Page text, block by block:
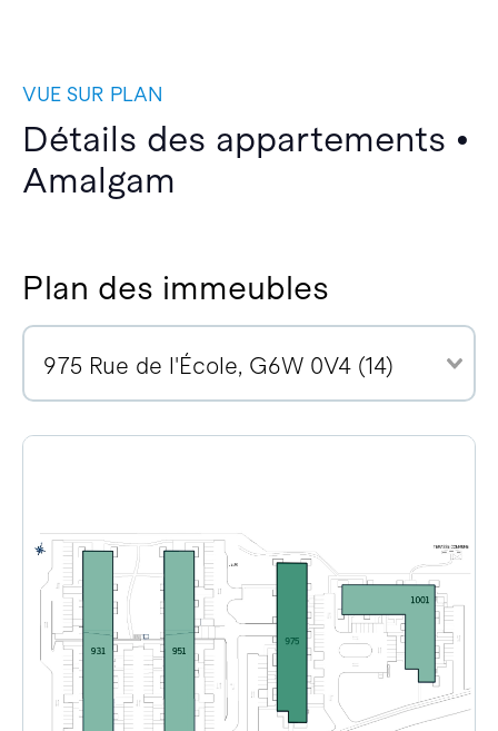
VUE SUR PLAN
Détails des appartements •
Amalgam
Plan des immeubles
975 Rue de l'École, G6W 0V4 (14)